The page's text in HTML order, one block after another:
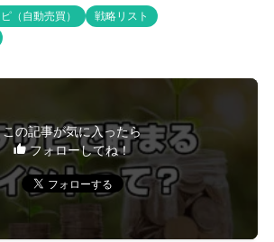
（自動売買）
戦略リスト
この記事が気に入ったら
フォローしてね！